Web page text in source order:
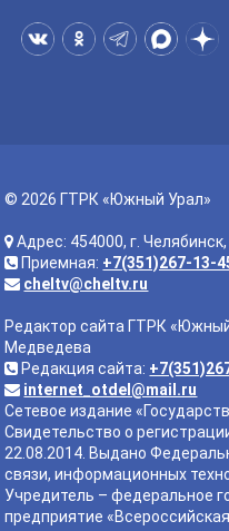
© 2026 ГТРК «Южный Урал»
Адрес: 454000, г.
Приемная: +7(351)267-13-
cheltv@cheltv.ru
Редактор сайта ГТРК
Медведева
Редакция сайта:
internet_otdel@mail.ru
Сетевое издание
Свидетельство о
22.08.2014. Выдано
связи, информационных
Учредитель – федеральное
предприятие